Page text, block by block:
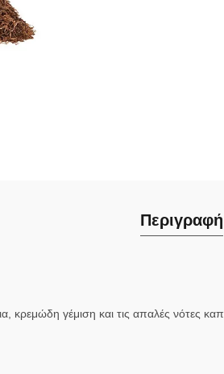
Περιγραφή
κρεμώδη γέμιση και τις απαλές νότες